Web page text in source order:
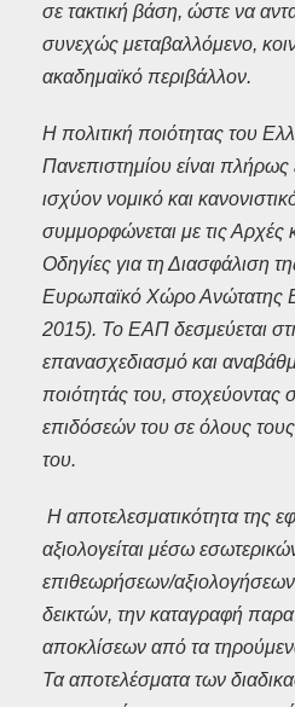
σε τακτική βάση, ώστε να
συνεχώς μεταβαλλόμενο,
ακαδημαϊκό περιβάλλον.
Η πολιτική ποιότητας του
Πανεπιστημίου είναι
ισχύον νομικό και
συμμορφώνεται με τις Αρχές
Οδηγίες για τη Διασφάλιση
Ευρωπαϊκό Χώρο Ανώτατης
2015). Το ΕΑΠ δεσμεύεται
επανασχεδιασμό και
ποιότητάς του, στοχεύοντας
επιδόσεών του σε όλους τους
του.
Η αποτελεσματικότητα της
αξιολογείται μέσω
επιθεωρήσεων/
δεικτών, την καταγραφή
αποκλίσεων από τα
Τα αποτελέσματα των